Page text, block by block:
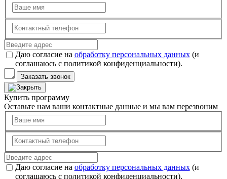
Даю согласие на обработку персональных данных(и
соглашаюсь с политикой конфиденциальности).
Заказать звонок
Купить программу
Оставьте нам ваши контактные данные и мы вам перезвоним
Даю согласие на обработку персональных данных(и
соглашаюсь с политикой конфиденциальности).